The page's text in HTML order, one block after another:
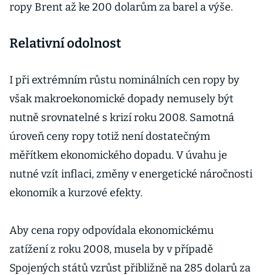
ropy Brent až ke 200 dolarům za barel a výše.
Relativní odolnost
I při extrémním růstu nominálních cen ropy by
však makroekonomické dopady nemusely být
nutně srovnatelné s krizí roku 2008. Samotná
úroveň ceny ropy totiž není dostatečným
měřítkem ekonomického dopadu. V úvahu je
nutné vzít inflaci, změny v energetické náročnosti
ekonomik a kurzové efekty.
Aby cena ropy odpovídala ekonomickému
zatížení z roku 2008, musela by v případě
Spojených států vzrůst přibližně na 285 dolarů za